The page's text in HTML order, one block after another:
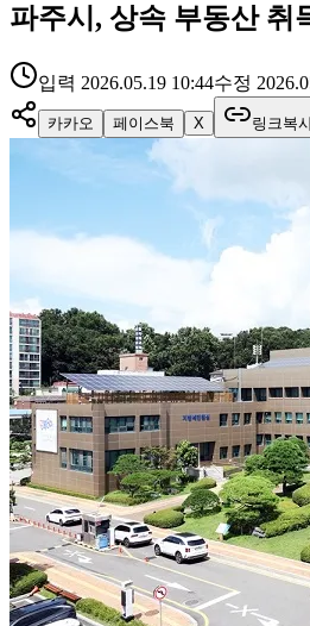
파주시, 상속 부동산 취
입력 2026.05.19 10:44수정
카카오 페이스북 X 링크복